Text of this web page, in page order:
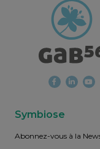
Symbiose
Abonnez-vous à la